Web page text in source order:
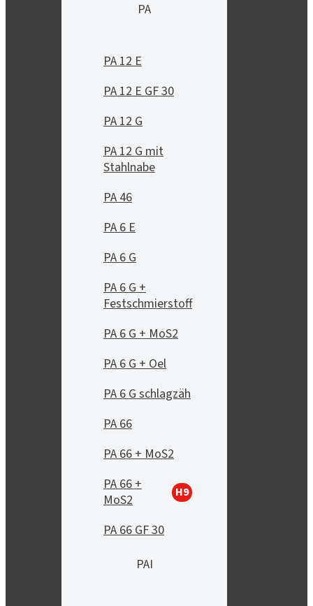
PA
PA 12 E
PA 12 E GF 30
PA 12 G
PA 12 G mit
Stahlnabe
PA 46
PA 6 E
PA 6 G
PA 6 G +
Festschmierstoff
PA 6 G + MoS2
PA 6 G + Oel
PA 6 G schlagzäh
PA 66
PA 66 + MoS2
PA 66 +
MoS2
H9
PA 66 GF 30
PAI